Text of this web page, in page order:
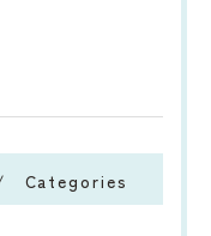
Categories